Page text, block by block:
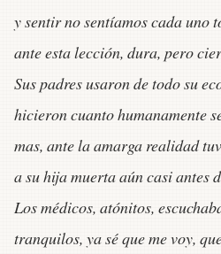
y sentir no sentíamos cada uno
ante esta lección, dura, pero
Sus padres usaron de todo su
hicieron cuanto humanamente
mas, ante la amarga realidad
a su hija muerta aún casi antes
Los médicos, atónitos,
tranquilos, ya sé que me voy,